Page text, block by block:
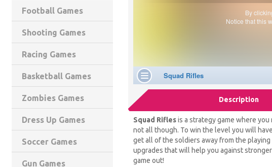
Football Games
Shooting Games
Racing Games
Basketball Games
Zombies Games
Dress Up Games
Soccer Games
Gun Games
Description
Squad Riflesis a strategy game where
not all though. To win the level you will
get all of the soldiers away from the
upgrades that will help you against
game out!